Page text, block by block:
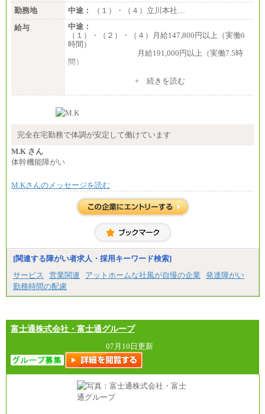
勤務地
中途：
（１）・（４）立川本社…
給与
中途：
（１）・（２）・（４）月給147,800円以上（実働6
時間）
月給191,000円以上（実働7.5時
間）
（３）月給191,000円以上（実働7.5時間）
（５）月給147,800円以上（実働6時間）
時給 1,226円（実働4.5時間）
間額換算額）
・退職金相当手当 37円
ざいません。
+ 続きを読む
完全在宅勤務で体調が安定して働けています
M.K さん
体幹機能障がい
M.Kさんのメッセージを読む
[関連する障がい者求人・採用キーワード検索]
サービス
営業関連 アットホームな社風が自慢の企業
発達障がい
勤務時間の配慮
富士通株式会社・富士通グループ
07月10日更新